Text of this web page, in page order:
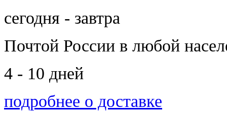
сегодня - завтра
Почтой России в любой
4 - 10 дней
подробнее о доставке